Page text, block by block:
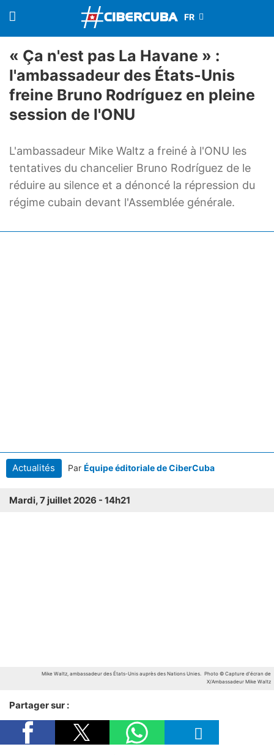
« Ça n'est pas La Havane » :
l'ambassadeur des États-Unis
freine Bruno Rodríguez en pleine
session de l'ONU
L'ambassadeur Mike Waltz a freiné à l'ONU les
tentatives du chancelier Bruno Rodríguez de le
réduire au silence et a dénoncé la répression du
régime cubain devant l'Assemblée générale.
Actualités Par Équipe éditoriale de CiberCuba
Mardi, 7 juillet 2026 - 14h21
Mike Waltz, ambassadeur des États-Unis auprès des Nations Unies. Photo © Capture d'écran de
X/Ambassadeur Mike Waltz
Partager sur :